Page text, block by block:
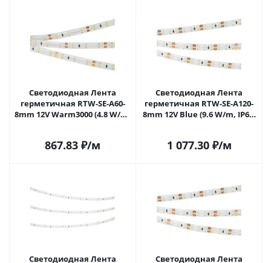
Светодиодная Лента
герметичная RTW-SE-A60-
8mm 12V Warm3000 (4.8 W/m,
Саратове
867.83 ₽/м
Светодиодная Лента
герметичная RTW-SE-A120-
8mm 12V Blue (9.6 W/m, IP65,
1 077.30₽/м
Светодиодная Лента
Светодиодная Лента